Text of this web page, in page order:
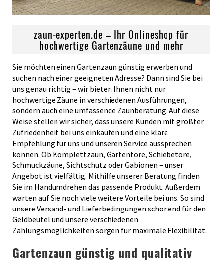
zaun-experten.de – Ihr Onlineshop für
hochwertige Gartenzäune und mehr
Sie möchten einen Gartenzaun günstig erwerben und
suchen nach einer geeigneten Adresse? Dann sind Sie bei
uns genau richtig – wir bieten Ihnen nicht nur
hochwertige Zäune in verschiedenen Ausführungen,
sondern auch eine umfassende Zaunberatung. Auf diese
Weise stellen wir sicher, dass unsere Kunden mit größter
Zufriedenheit bei uns einkaufen und eine klare
Empfehlung für uns und unseren Service aussprechen
können. Ob Komplettzaun, Gartentore, Schiebetore,
Schmuckzäune, Sichtschutz oder Gabionen – unser
Angebot ist vielfältig. Mithilfe unserer Beratung finden
Sie im Handumdrehen das passende Produkt. Außerdem
warten auf Sie noch viele weitere Vorteile bei uns. So sind
unsere Versand- und Lieferbedingungen schonend für den
Geldbeutel und unsere verschiedenen
Zahlungsmöglichkeiten sorgen für maximale Flexibilität.
Gartenzaun günstig und qualitativ